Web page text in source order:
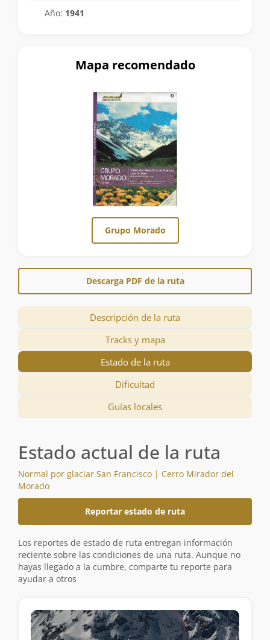
Año: 1941
Mapa recomendado
Grupo Morado
Descarga PDF de la ruta
Descripción de la ruta
Tracks y mapa
Estado de la ruta
Dificultad
Guías locales
Estado actual de la ruta
Normal por glaciar San Francisco | Cerro Mirador del
Morado
Reportar estado de ruta
Los reportes de estado de ruta entregan información
reciente sobre las condiciones de una ruta. Aunque no
hayas llegado a la cumbre, comparte tu reporte para
ayudar a otros